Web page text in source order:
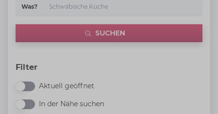
Was?
SUCHEN
Filter
Aktuell geöffnet
Aktuell geöffnet
In der Nähe suchen
In der Nähe suchen